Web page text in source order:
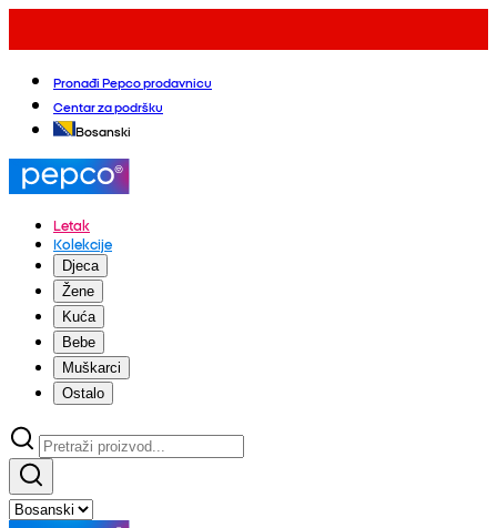
Pronađi Pepco prodavnicu
Centar za podršku
Bosanski
Letak
Kolekcije
Djeca
Žene
Kuća
Bebe
Muškarci
Ostalo